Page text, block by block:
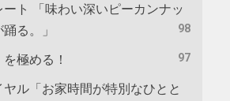
ト 「味わい深いピーカンナッ
る。」
98
を極める！ 97
ル「お家時間が特別なひとと